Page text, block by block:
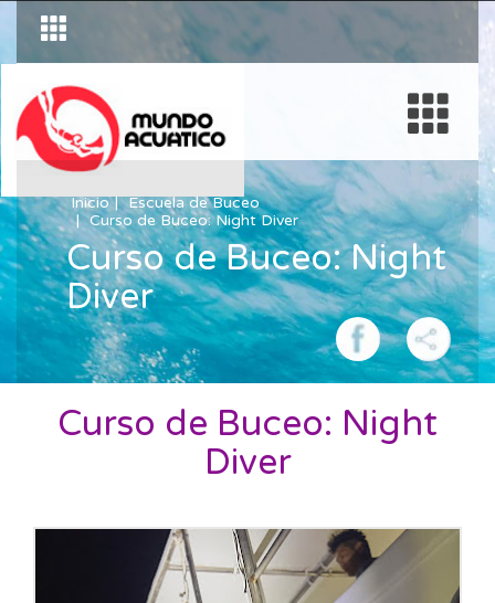
Inicio
Escuela de Buceo
Curso de Buceo: Night Diver
Curso de Buceo: Night
Diver
Curso de Buceo: Night
Diver